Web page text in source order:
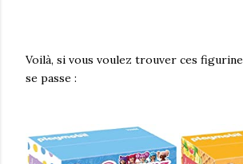
Voilà, si vous voulez trouver ces
se passe :